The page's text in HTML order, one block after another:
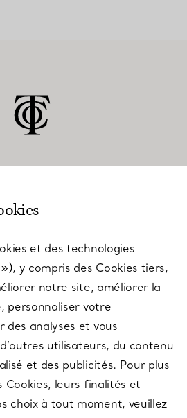
et des technologies
y compris des Cookies tiers,
notre site, améliorer la
personnaliser votre
analyses et vous
utilisateurs, du contenu
et des publicités. Pour plus
Cookies, leurs finalités et
choix à tout moment, veuillez